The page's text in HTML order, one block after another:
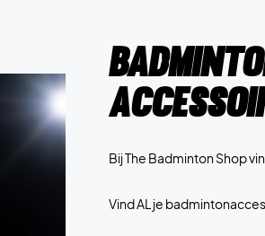
Bij The Badminton Shop
Vind AL je